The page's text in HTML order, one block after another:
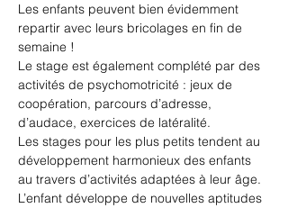
Les enfants peuvent bien évidemment
repartir avec leurs bricolages en fin de
semaine !
Le stage est également complété par des
activités de psychomotricité : jeux de
coopération, parcours d’adresse,
d’audace, exercices de latéralité.
Les stages pour les plus petits tendent au
développement harmonieux des enfants
au travers d’activités adaptées à leur âge.
L’enfant développe de nouvelles aptitudes